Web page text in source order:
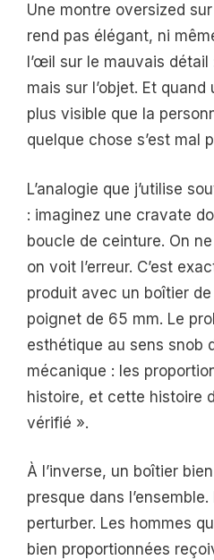
Une montre oversized
rend pas élégant, ni
l’œil sur le mauvais
mais sur l’objet. Et
plus visible que la
quelque chose s’est mal
L’analogie que j’utilise
: imaginez une cravate
boucle de ceinture. On
on voit l’erreur. C’est
produit avec un boîtier
poignet de 65 mm. Le
esthétique au sens snob
mécanique : les
histoire, et cette histoire
vérifié ».
À l’inverse, un boîtier
presque dans
perturber. Les hommes
bien proportionnées